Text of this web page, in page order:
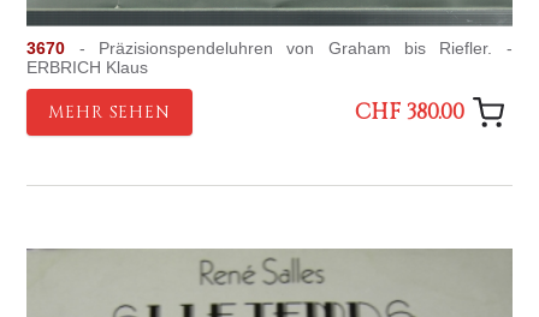
3670 - Präzisionspendeluhren von Graham bis Riefler. -
ERBRICH Klaus
MEHR SEHEN CHF 380.00